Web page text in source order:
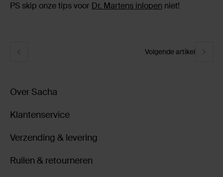
PS skip onze tips voor Dr. Martens inlopen niet!
Volgende artikel
Over Sacha
Klantenservice
Verzending & levering
Ruilen & retourneren